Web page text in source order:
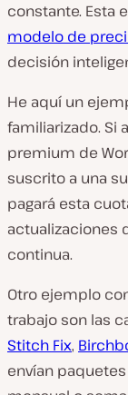
constante. Esta
modelo de
decisión
He aquí un
familiarizado. Si
premium de
suscrito a una
pagará esta
actualizaciones
continua.
Otro ejemplo
trabajo son las
Stitch Fix,
envían